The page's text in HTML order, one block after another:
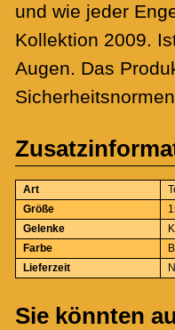
und wie jeder
Kollektion 2009.
Augen. Das
Art
Größe
Gelenke
Farbe
Lieferzeit
Sie könnten